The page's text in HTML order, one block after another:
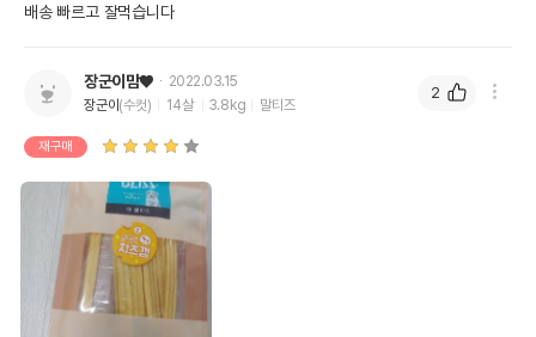
제품표기함량 수분제외함량
조단백질
조지방
조섬유질
조회분
칼슘
배송 빠르고 잘먹습니다
장군이맘♥
2022.03.15
장군이(수컷) 14살 3.8kg 말티즈
재구매
2